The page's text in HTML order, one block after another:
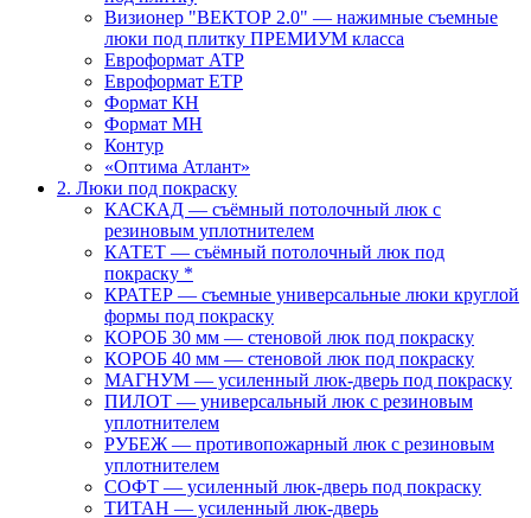
Визионер "ВЕКТОР 2.0" — нажимные съемные
люки под плитку ПРЕМИУМ класса
Евроформат АТР
Евроформат ЕТР
Формат КН
Формат МН
Контур
«Оптима Атлант»
2. Люки под покраску
КАСКАД — съёмный потолочный люк с
резиновым уплотнителем
КАТЕТ — съёмный потолочный люк под
покраску *
КРАТЕР — съемные универсальные люки круглой
формы под покраску
КОРОБ 30 мм — стеновой люк под покраску
КОРОБ 40 мм — стеновой люк под покраску
МАГНУМ — усиленный люк-дверь под покраску
ПИЛОТ — универсальный люк с резиновым
уплотнителем
РУБЕЖ — противопожарный люк с резиновым
уплотнителем
СОФТ — усиленный люк-дверь под покраску
ТИТАН — усиленный люк-дверь